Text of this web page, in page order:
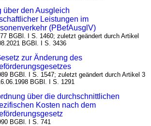
über den Ausgleich
Leistungen im
(PBefAusglV)
BGBl. I S. 1460; zuletzt geändert durch Artikel
BGBl. I S. 3436
zur Änderung des
BGBl. I S. 1547; zuletzt geändert durch Artikel 3
BGBl. I S. 1291
über die durchschnittlichen
Kosten nach dem
BGBl. I S. 741